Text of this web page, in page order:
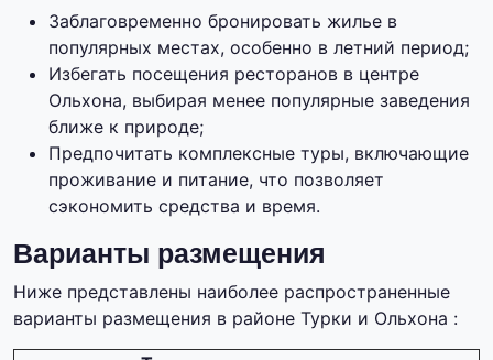
Заблаговременно бронировать жилье в
популярных местах, особенно в летний период;
Избегать посещения ресторанов в центре
Ольхона, выбирая менее популярные заведения
ближе к природе;
Предпочитать комплексные туры, включающие
проживание и питание, что позволяет
сэкономить средства и время.
Варианты размещения
Ниже представлены наиболее распространенные
варианты размещения в районе Турки и Ольхона :